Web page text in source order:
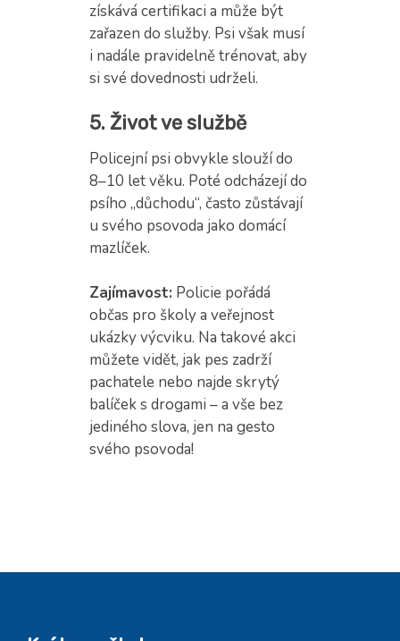
získává certifikaci a může být
zařazen do služby. Psi však musí
i nadále pravidelně trénovat, aby
si své dovednosti udrželi.
5. Život ve službě
Policejní psi obvykle slouží do
8–10 let věku. Poté odcházejí do
psího „důchodu“, často zůstávají
u svého psovoda jako domácí
mazlíček.
Zajímavost: Policie pořádá
občas pro školy a veřejnost
ukázky výcviku. Na takové akci
můžete vidět, jak pes zadrží
pachatele nebo najde skrytý
balíček s drogami – a vše bez
jediného slova, jen na gesto
svého psovoda!